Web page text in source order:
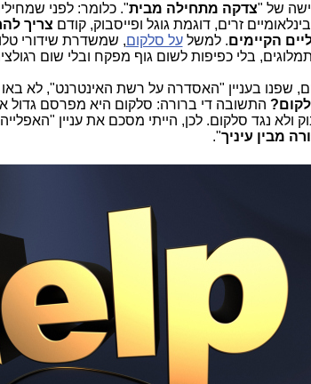
של "צדקה מתחילה מבית". כלומר: לפני
זרים, דוגמת גוגל ופייסבוק, קודם צריך
הקיימים. למשלעל סלקום
בלי כפיפות לשום גוף מפקח ובלי שום
שפנו בעניין "האסדרה על רשת האינטרנט", לא
התשובה די ברורה: סלקום היא מפרסם גדול
ולא נגד סלקום. לכן, הייתי מסכם את עניין
מבין עיניך".